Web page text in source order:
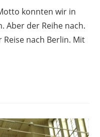
konnten wir in
Aber der Reihe nach.
Reise nach Berlin. Mit